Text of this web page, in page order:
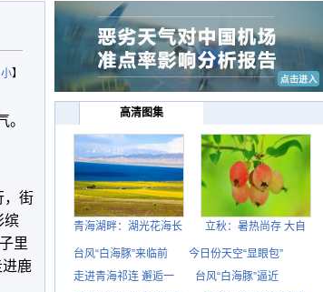
小】
，街
缤
里
进鹿
高清图集
青海湖畔：湖光花海长 立秋：暑热尚存 大自
台风“白海豚”来临前
今日份天空“显眼包”
走进青海祁连 邂逅一
台风“白海豚”逼近